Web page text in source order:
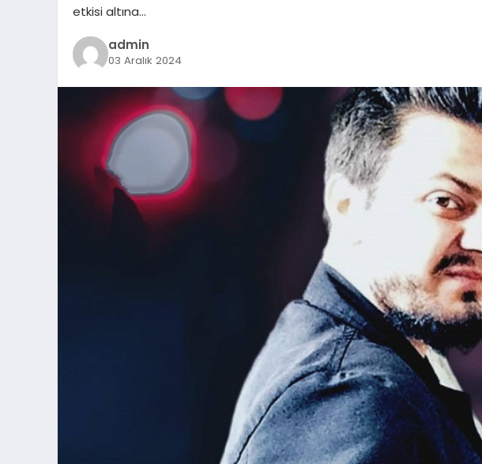
etkisi altına…
admin
03 Aralık 2024